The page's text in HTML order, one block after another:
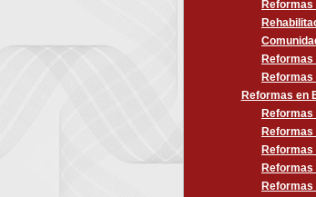
Reformas en
Reformas
Reformas
Reformas